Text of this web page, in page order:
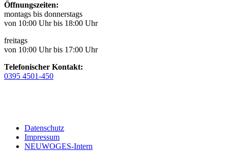
Öffnungszeiten:
montags bis donnerstags
von 10:00 Uhr bis 18:00 Uhr
freitags
von 10:00 Uhr bis 17:00 Uhr
Telefonischer Kontakt:
0395 4501-450
Datenschutz
Impressum
NEUWOGES-Intern